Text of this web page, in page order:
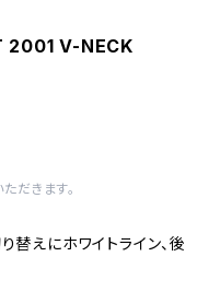
2001 V-NECK
だきます。
替えにホワイトライン、後